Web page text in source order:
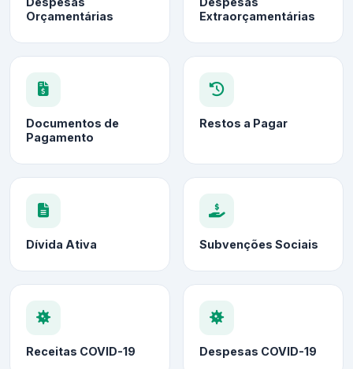
Orçamentárias
Extraorçamentárias
Documentos de
Pagamento
Restos a Pagar
Dívida Ativa Subvenções Sociais
Receitas COVID-19 Despesas COVID-19